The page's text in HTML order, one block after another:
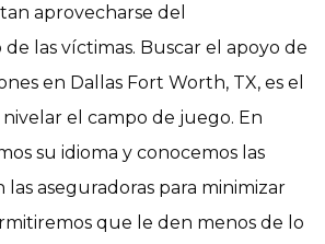
aprovecharse del
las víctimas. Buscar el apoyo de
en Dallas Fort Worth, TX, es el
el campo de juego. En
su idioma y conocemos las
las aseguradoras para minimizar
que le den menos de lo